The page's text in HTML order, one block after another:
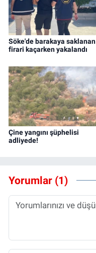
Söke'de barakaya saklanan
firari kaçarken yakalandı
Çine yangını şüphelisi
adliyede!
Yorumlar (1)